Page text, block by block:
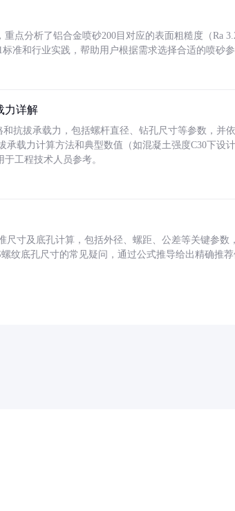
点分析了铝合金喷砂200目对应的表面粗糙度（Ra
准和行业实践，帮助用户根据需求选择合适的喷砂参
力详解
抗拔承载力，包括螺杆直径、钻孔尺寸等参数，并
承载力计算方法和典型数值（如混凝土强度C30下设
工程技术人员参考。
尺寸及底孔计算，包括外径、螺距、公差等关键参数
螺纹底孔尺寸的常见疑问，通过公式推导给出精确推